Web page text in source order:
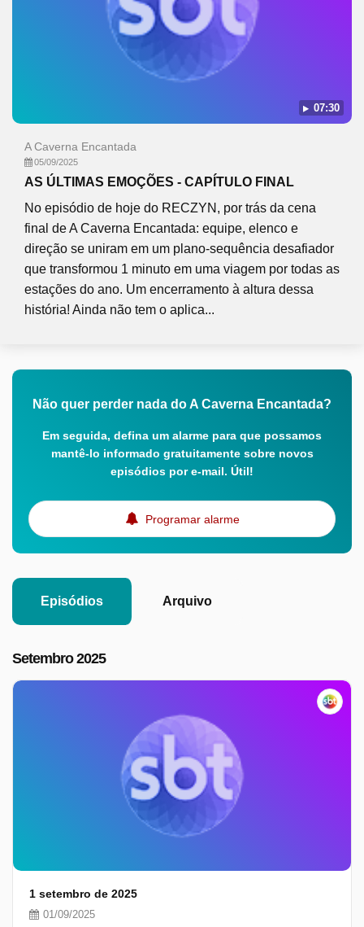
07:30
A Caverna Encantada
05/09/2025
AS ÚLTIMAS EMOÇÕES - CAPÍTULO FINAL
No episódio de hoje do RECZYN, por trás da cena
final de A Caverna Encantada: equipe, elenco e
direção se uniram em um plano-sequência desafiador
que transformou 1 minuto em uma viagem por todas as
estações do ano. Um encerramento à altura dessa
história! Ainda não tem o aplica...
Não quer perder nada do A Caverna Encantada?
Em seguida, defina um alarme para que possamos
mantê-lo informado gratuitamente sobre novos
episódios por e-mail. Útil!
Programar alarme
Episódios Arquivo
Setembro 2025
1 setembro de 2025
01/09/2025